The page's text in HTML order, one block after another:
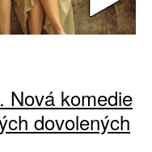
Nová komedie
dovolených